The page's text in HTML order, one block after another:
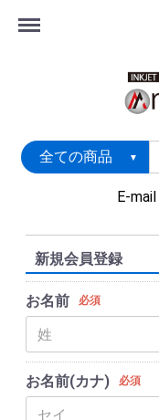
E-mail
Menu
新規会員登録
お名前 必須
お名前(カナ) 必須